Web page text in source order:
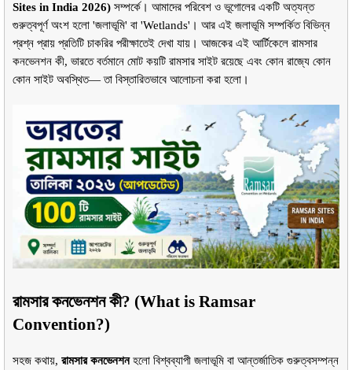
Sites in India 2026) সম্পর্কে। আমাদের পরিবেশ ও ভূগোলের একটি অত্যন্ত
গুরুত্বপূর্ণ অংশ হলো 'জলাভূমি' বা 'Wetlands'। আর এই জলাভূমি সম্পর্কিত বিভিন্ন
প্রশ্ন প্রায় প্রতিটি চাকরির পরীক্ষাতেই দেখা যায়। আজকের এই আর্টিকেলে রামসার
কনভেনশন কী, ভারতে বর্তমানে মোট কয়টি রামসার সাইট রয়েছে এবং কোন রাজ্যে কোন
কোন সাইট অবস্থিত— তা বিস্তারিতভাবে আলোচনা করা হলো।
রামসার কনভেনশন কী? (What is Ramsar
Convention?)
সহজ কথায়, রামসার কনভেনশন হলো বিশ্বব্যাপী জলাভূমি বা আন্তর্জাতিক গুরুত্বসম্পন্ন